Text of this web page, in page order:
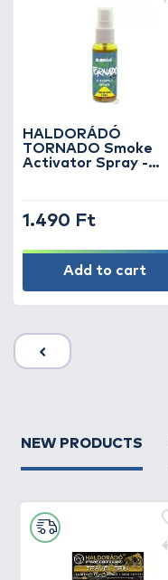
HALDORÁDÓ
TORNADO Smoke
Activator Spray -
1.490 Ft
Add to cart
NEW PRODUCTS